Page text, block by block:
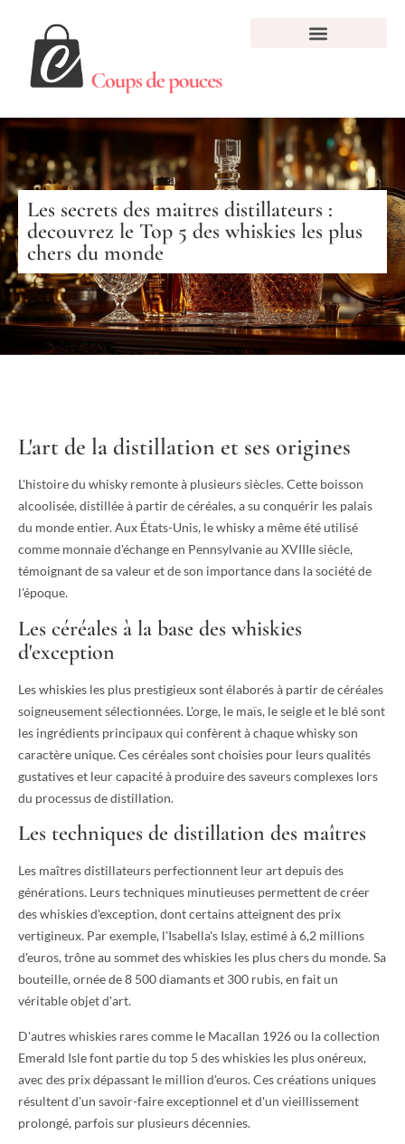
Les secrets des maitres distillateurs :
decouvrez le Top 5 des whiskies les plus
chers du monde
L'art de la distillation et ses origines
L'histoire du whisky remonte à plusieurs siècles. Cette boisson
alcoolisée, distillée à partir de céréales, a su conquérir les palais
du monde entier. Aux États-Unis, le whisky a même été utilisé
comme monnaie d'échange en Pennsylvanie au XVIIIe siècle,
témoignant de sa valeur et de son importance dans la société de
l'époque.
Les céréales à la base des whiskies
d'exception
Les whiskies les plus prestigieux sont élaborés à partir de céréales
soigneusement sélectionnées. L'orge, le maïs, le seigle et le blé sont
les ingrédients principaux qui confèrent à chaque whisky son
caractère unique. Ces céréales sont choisies pour leurs qualités
gustatives et leur capacité à produire des saveurs complexes lors
du processus de distillation.
Les techniques de distillation des maîtres
Les maîtres distillateurs perfectionnent leur art depuis des
générations. Leurs techniques minutieuses permettent de créer
des whiskies d'exception, dont certains atteignent des prix
vertigineux. Par exemple, l'Isabella's Islay, estimé à 6,2 millions
d'euros, trône au sommet des whiskies les plus chers du monde. Sa
bouteille, ornée de 8 500 diamants et 300 rubis, en fait un
véritable objet d'art.
D'autres whiskies rares comme le Macallan 1926 ou la collection
Emerald Isle font partie du top 5 des whiskies les plus onéreux,
avec des prix dépassant le million d'euros. Ces créations uniques
résultent d'un savoir-faire exceptionnel et d'un vieillissement
prolongé, parfois sur plusieurs décennies.